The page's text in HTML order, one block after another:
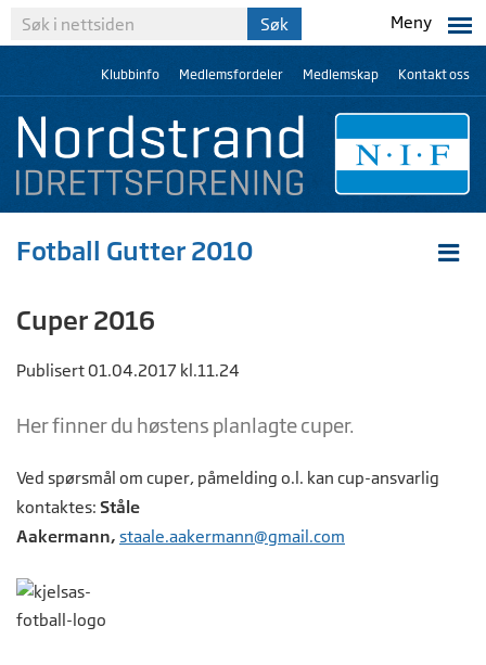
Meny
Klubbinfo Medlemsfordeler Medlemskap Kontakt oss
Fotball Gutter 2010
Cuper 2016
Publisert 01.04.2017 kl.11.24
Her finner du høstens planlagte cuper.
Ved spørsmål om cuper, påmelding o.l. kan cup-ansvarlig
kontaktes: Ståle
Aakermann, staale.aakermann@gmail.com